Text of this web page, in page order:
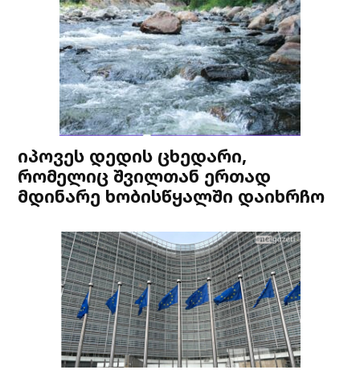
იპოვეს დედის ცხედარი,
რომელიც შვილთან ერთად
მდინარე ხობისწყალში დაიხრჩო